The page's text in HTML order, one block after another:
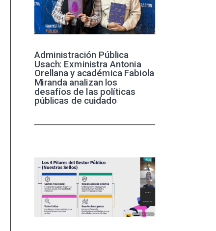
Administración Pública
Usach: Exministra Antonia
Orellana y académica Fabiola
Miranda analizan los
desafíos de las políticas
públicas de cuidado